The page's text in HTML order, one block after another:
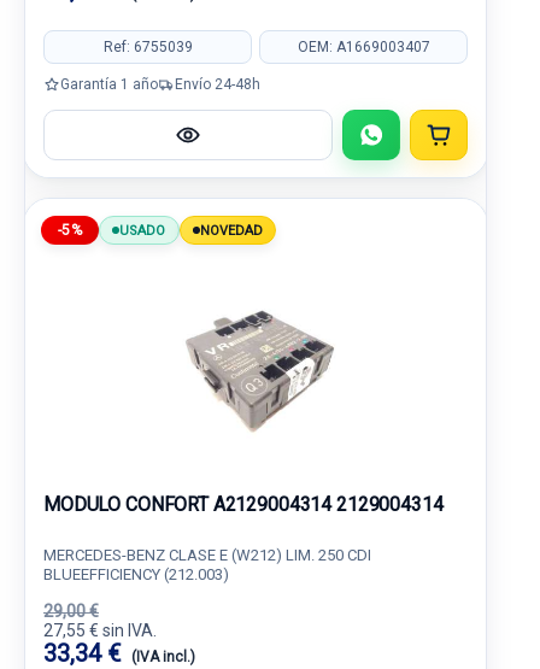
Ref: 6755039 OEM: A1669003407
Garantía 1 año Envío 24-48h
-5% USADO NOVEDAD
MODULO CONFORT A2129004314 2129004314
MERCEDES-BENZ CLASE E (W212) LIM. 250 CDI
BLUEEFFICIENCY (212.003)
29,00 €
27,55 € sin IVA.
33,34 € (IVA incl.)